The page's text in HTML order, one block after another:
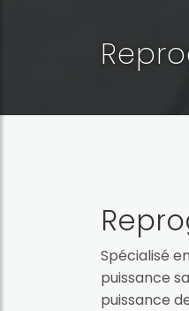
Spécialisé
puissance
puissance